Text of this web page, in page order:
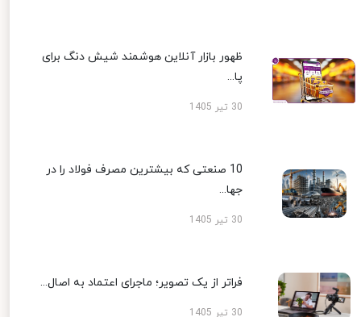
ظهور بازار آنلاین هوشمند شیش دنگ برای
پا...
30 تیر 1405
10 صنعتی که بیشترین مصرف فولاد را در
جها...
30 تیر 1405
فراتر از یک تصویر؛ ماجرای اعتماد به اصال...
30 تیر 1405